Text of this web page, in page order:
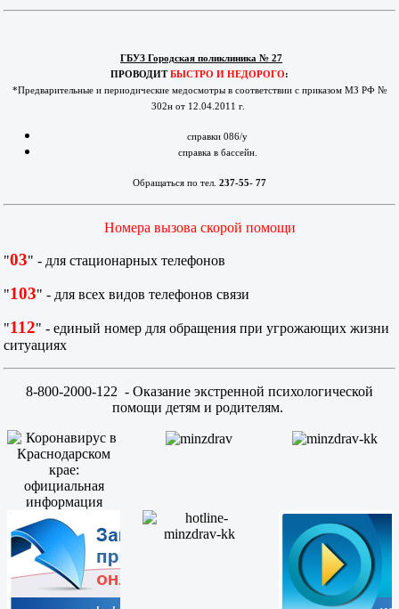
ГБУЗ Городская поликлиника № 27
ПРОВОДИТБЫСТРО И НЕДОРОГО:
*Предварительные и периодические медосмотры в соответствии с приказом МЗ РФ №
302н от 12.04.2011 г.
справки 086/у
справка в бассейн.
Обращаться по тел. 237-55- 77
Номера вызова скорой помощи
"03" - для стационарных телефонов
"103" - для всех видов телефонов связи
"112" - единый номер для обращения при угрожающих жизни
ситуациях
8-800-2000-122 - Оказание экстренной психологической
помощи детям и родителям.